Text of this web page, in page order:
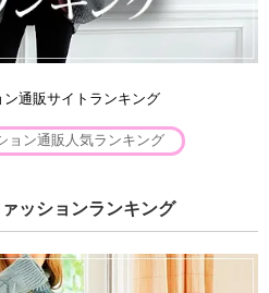
通販サイトランキング
ョン通販人気ランキング
ッションランキング